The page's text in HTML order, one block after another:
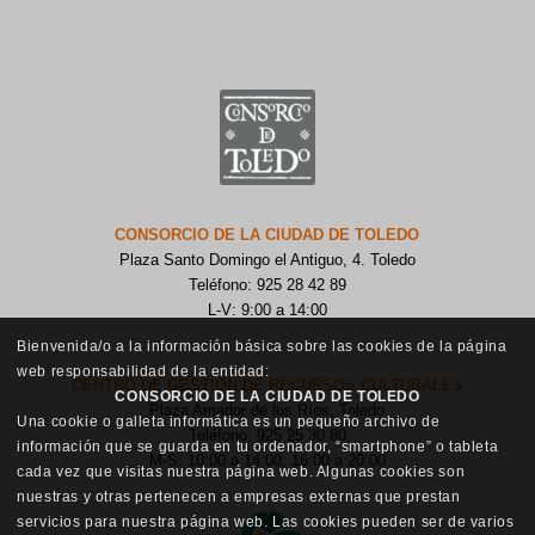
CONSORCIO DE LA CIUDAD DE TOLEDO
Plaza Santo Domingo el Antiguo, 4. Toledo
Teléfono: 925 28 42 89
L-V: 9:00 a 14:00
CENTRO DE GESTIÓN DE RECURSOS CULTURALES
Plaza Amador de los Ríos, Toledo
Teléfono: 925 25 30 80
M-S: 10:00 a 14:00, 16:00 a 20:00
Bienvenida/o a la información básica sobre las cookies de la página
web responsabilidad de la entidad:
CONSORCIO DE LA CIUDAD DE TOLEDO
Una cookie o galleta informática es un pequeño archivo de
información que se guarda en tu ordenador, “smartphone” o tableta
cada vez que visitas nuestra página web. Algunas cookies son
nuestras y otras pertenecen a empresas externas que prestan
servicios para nuestra página web. Las cookies pueden ser de varios